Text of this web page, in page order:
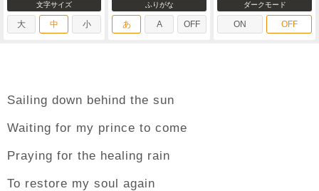
文字サイズ
大 中 小
ふりがな
あ A OFF
ダークモード
ON OFF
Sailing down behind the sun
Waiting for my prince to come
Praying for the healing rain
To restore my soul again